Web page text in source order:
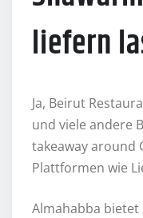
liefern
Ja, Beirut
und viele andere
takeaway around
Plattformen wie
Almahabba